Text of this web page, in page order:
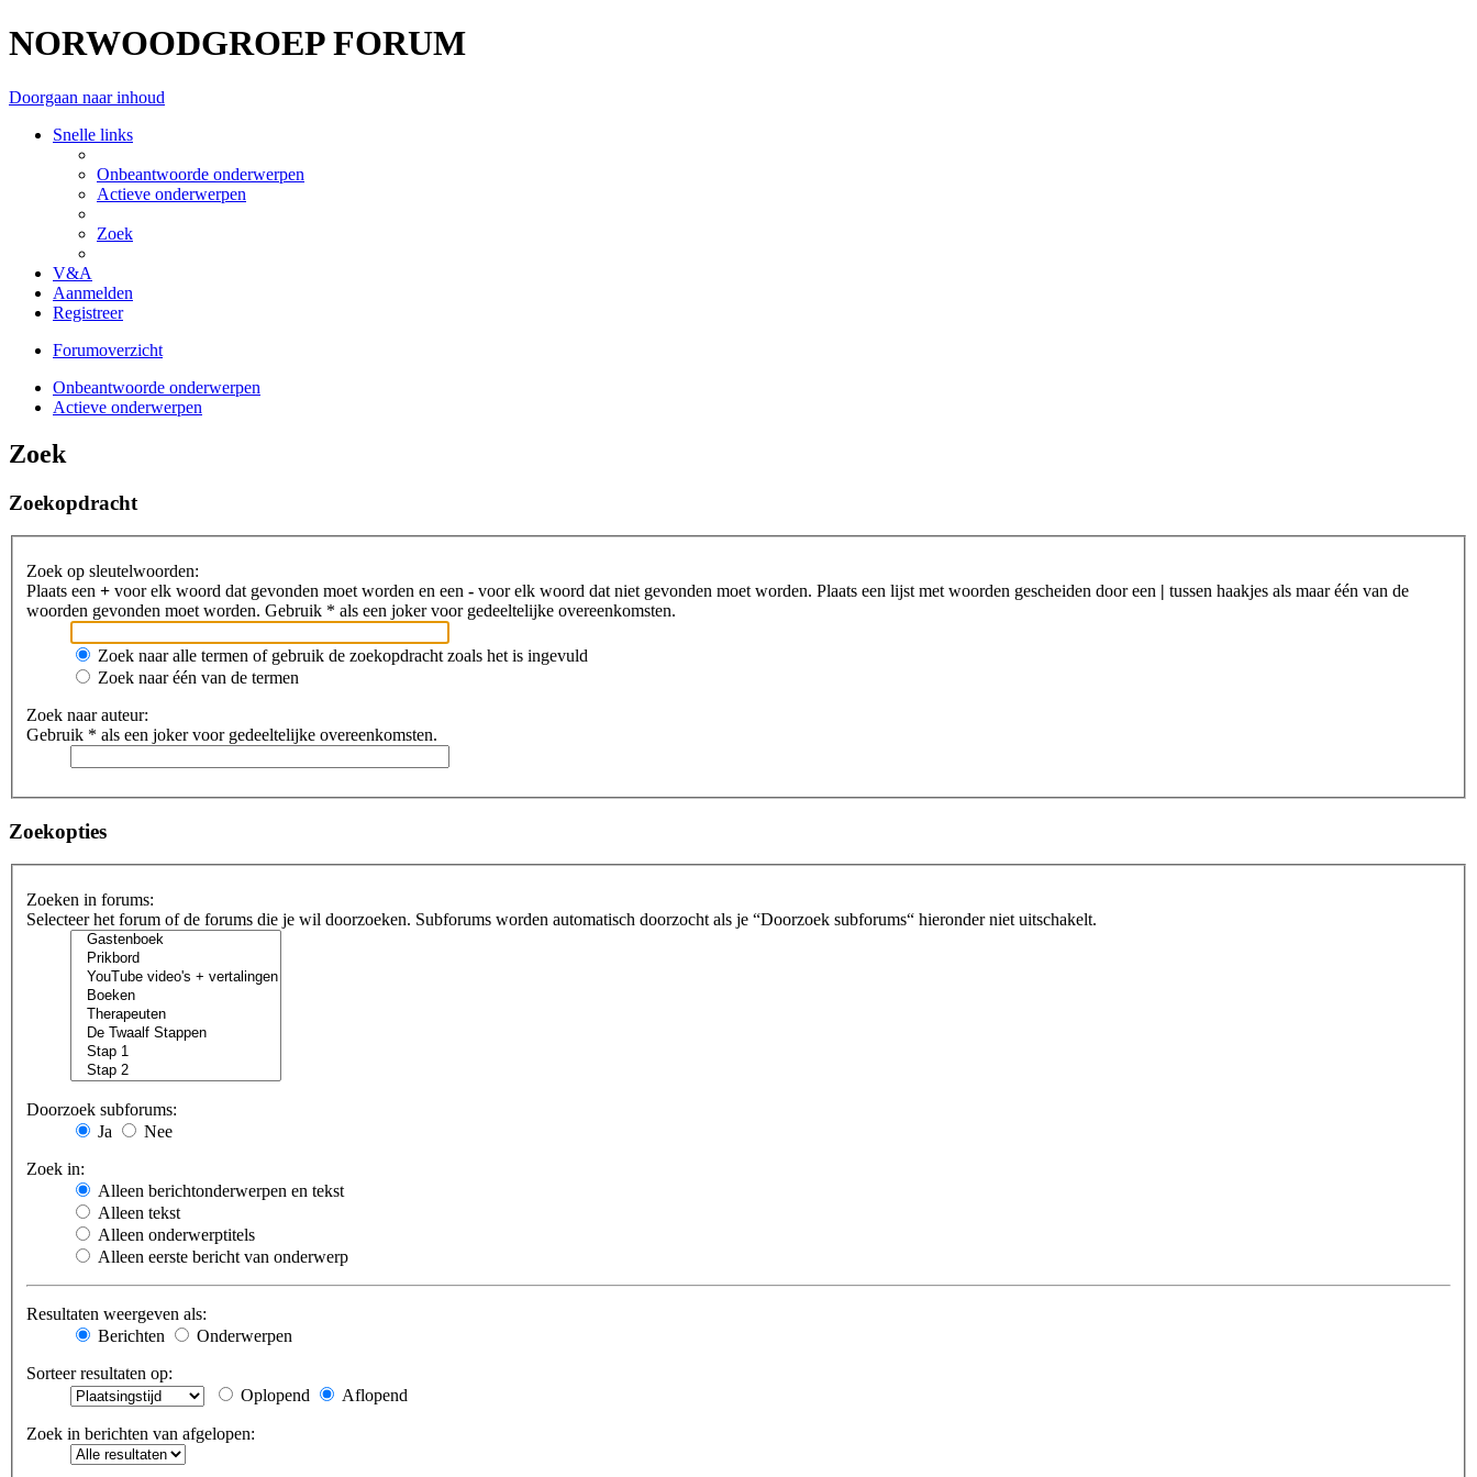
NORWOODGROEP FORUM
Doorgaan naar inhoud
Snelle links
Onbeantwoorde onderwerpen
Actieve onderwerpen
Zoek
V&A
Aanmelden
Registreer
Forumoverzicht
Onbeantwoorde onderwerpen
Actieve onderwerpen
Zoek
Zoekopdracht
Zoek op sleutelwoorden:
Plaats een + voor elk woord dat gevonden moet worden en een - voor elk woord dat niet gevonden moet worden. Plaats een lijst met woorden gescheiden door een | tussen haakjes als maar één van de
woorden gevonden moet worden. Gebruik * als een joker voor gedeeltelijke overeenkomsten.
Zoek naar alle termen of gebruik de zoekopdracht zoals het is ingevuld
Zoek naar één van de termen
Zoek naar auteur:
Gebruik * als een joker voor gedeeltelijke overeenkomsten.
Zoekopties
Zoeken in forums:
Selecteer het forum of de forums die je wil doorzoeken. Subforums worden automatisch doorzocht als je “Doorzoek subforums“ hieronder niet uitschakelt.
Doorzoek subforums:
Ja
Nee
Zoek in:
Alleen berichtonderwerpen en tekst
Alleen tekst
Alleen onderwerptitels
Alleen eerste bericht van onderwerp
Resultaten weergeven als:
Berichten
Onderwerpen
Sorteer resultaten op:
Oplopend
Aflopend
Zoek in berichten van afgelopen: